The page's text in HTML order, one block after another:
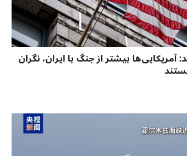
بیشتر از جنگ با ایران، نگران